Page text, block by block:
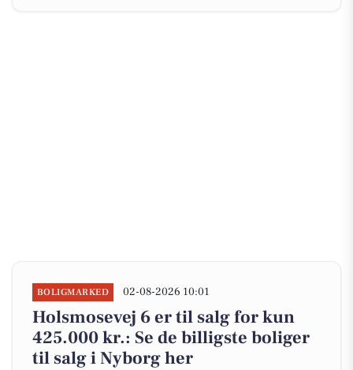
BOLIGMARKED 02-08-2026 10:01
Holsmosevej 6 er til salg for kun
425.000 kr.: Se de billigste boliger
til salg i Nyborg her